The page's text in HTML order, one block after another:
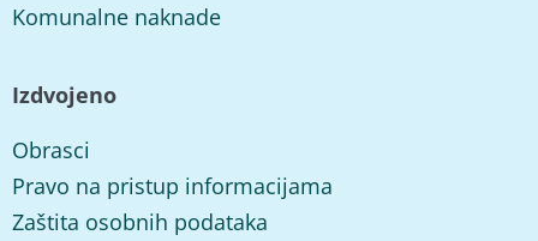
Komunalne naknade
Izdvojeno
Obrasci
Pravo na pristup informacijama
Zaštita osobnih podataka